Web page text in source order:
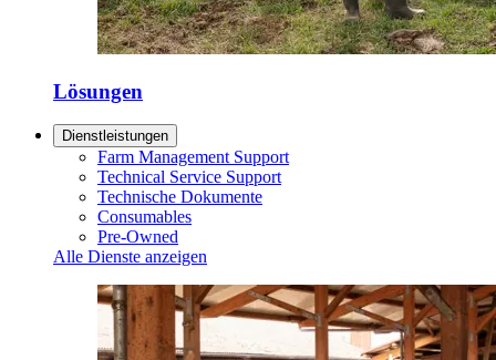
Lösungen
Dienstleistungen
Farm Management Support
Technical Service Support
Technische Dokumente
Consumables
Pre-Owned
Alle Dienste anzeigen